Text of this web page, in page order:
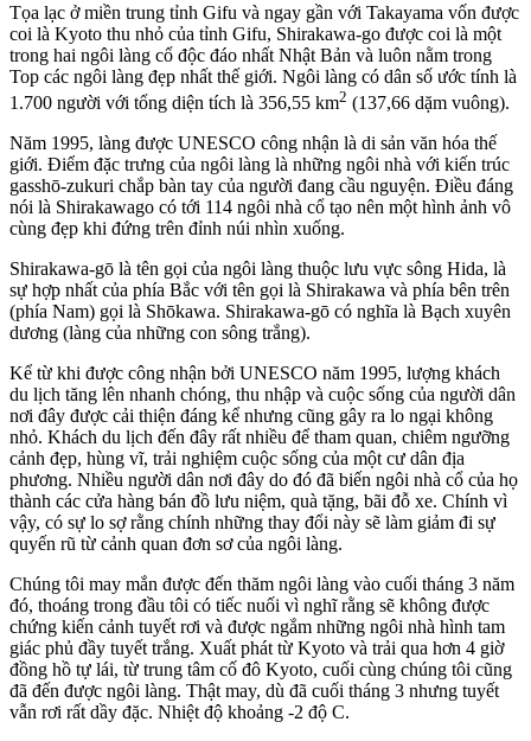
Tọa lạc ở miền trung tỉnh Gifu và ngay gần với Takayama vốn được
coi là Kyoto thu nhỏ của tỉnh Gifu, Shirakawa-go được coi là một
trong hai ngôi làng cổ độc đáo nhất Nhật Bản và luôn nằm trong
Top các ngôi làng đẹp nhất thế giới. Ngôi làng có dân số ước tính là
1.700 người với tổng diện tích là 356,55 km2 (137,66 dặm vuông).
Năm 1995, làng được UNESCO công nhận là di sản văn hóa thế
giới. Điểm đặc trưng của ngôi làng là những ngôi nhà với kiến trúc
gasshō-zukuri chắp bàn tay của người đang cầu nguyện. Điều đáng
nói là Shirakawago có tới 114 ngôi nhà cổ tạo nên một hình ảnh vô
cùng đẹp khi đứng trên đỉnh núi nhìn xuống.
Shirakawa-gō là tên gọi của ngôi làng thuộc lưu vực sông Hida, là
sự hợp nhất của phía Bắc với tên gọi là Shirakawa và phía bên trên
(phía Nam) gọi là Shōkawa. Shirakawa-gō có nghĩa là Bạch xuyên
dương (làng của những con sông trắng).
Kể từ khi được công nhận bởi UNESCO năm 1995, lượng khách
du lịch tăng lên nhanh chóng, thu nhập và cuộc sống của người dân
nơi đây được cải thiện đáng kể nhưng cũng gây ra lo ngại không
nhỏ. Khách du lịch đến đây rất nhiều để tham quan, chiêm ngưỡng
cảnh đẹp, hùng vĩ, trải nghiệm cuộc sống của một cư dân địa
phương. Nhiều người dân nơi đây do đó đã biến ngôi nhà cổ của họ
thành các cửa hàng bán đồ lưu niệm, quà tặng, bãi đỗ xe. Chính vì
vậy, có sự lo sợ rằng chính những thay đổi này sẽ làm giảm đi sự
quyến rũ từ cảnh quan đơn sơ của ngôi làng.
Chúng tôi may mắn được đến thăm ngôi làng vào cuối tháng 3 năm
đó, thoáng trong đầu tôi có tiếc nuối vì nghĩ rằng sẽ không được
chứng kiến cảnh tuyết rơi và được ngắm những ngôi nhà hình tam
giác phủ đầy tuyết trắng. Xuất phát từ Kyoto và trải qua hơn 4 giờ
đồng hồ tự lái, từ trung tâm cố đô Kyoto, cuối cùng chúng tôi cũng
đã đến được ngôi làng. Thật may, dù đã cuối tháng 3 nhưng tuyết
vẫn rơi rất dầy đặc. Nhiệt độ khoảng -2 độ C.